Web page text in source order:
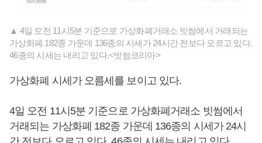
▲ 4일 오전 11시5분 기준으로 가상화폐거래소 빗썸에서 거래되는
가상화폐 182종 가운데 136종의 시세가 24시간 전보다 오르고 있다.
46종의 시세는 내리고 있다.<빗썸코리아>
가상화폐 시세가 오름세를 보이고 있다.
4일 오전 11시5분 기준으로 가상화폐거래소 빗썸에서
거래되는 가상화폐 182종 가운데 136종의 시세가 24시